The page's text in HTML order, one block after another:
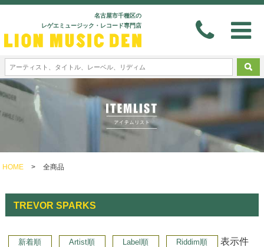
名古屋市千種区の
レゲエミュージック・レコード専門店
HOME > 全商品
TREVOR SPARKS
新着順 Artist順 Label順 Riddim順
表示件